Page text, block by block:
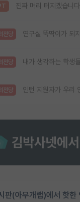
진짜 머리 터지겠습니
전당 연구실 뚝딱이가 되
전당 내가 생각하는 학생
전당 인턴 지원자가 우리
판(아무개랩)에서 핫한